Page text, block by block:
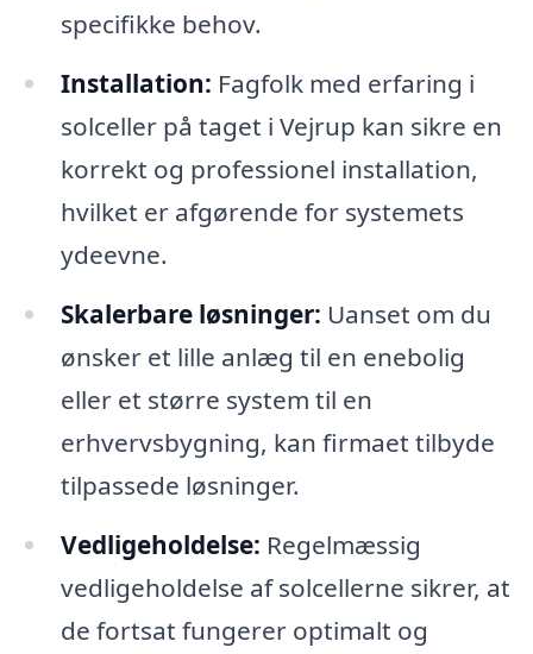
specifikke behov.
Installation: Fagfolk med erfaring i
solceller på taget i Vejrup kan sikre en
korrekt og professionel installation,
hvilket er afgørende for systemets
ydeevne.
Skalerbare løsninger: Uanset om du
ønsker et lille anlæg til en enebolig
eller et større system til en
erhvervsbygning, kan firmaet tilbyde
tilpassede løsninger.
Vedligeholdelse: Regelmæssig
vedligeholdelse af solcellerne sikrer, at
de fortsat fungerer optimalt og